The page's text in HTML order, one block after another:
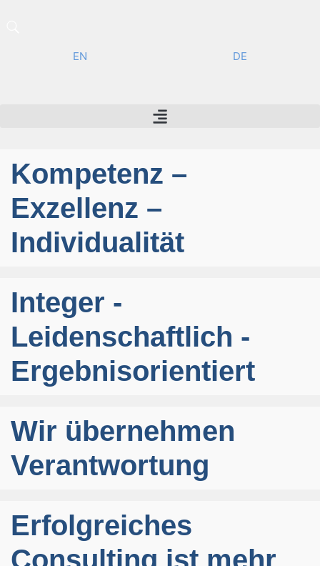
EN DE
Kompetenz –
Exzellenz –
Individualität
Integer -
Leidenschaftlich -
Ergebnisorientiert
Wir übernehmen
Verantwortung
Erfolgreiches
Consulting ist mehr